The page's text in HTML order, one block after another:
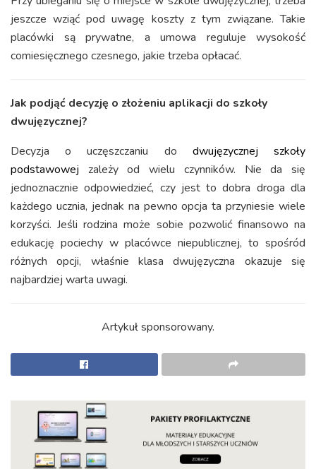
jeszcze wziąć pod uwagę koszty z tym związane. Takie
placówki są prywatne, a umowa reguluje wysokość
comiesięcznego czesnego, jakie trzeba opłacać.
Jak podjąć decyzję o złożeniu aplikacji do szkoły
dwujęzycznej?
Decyzja o uczęszczaniu do dwujęzycznej szkoły
podstawowej zależy od wielu czynników. Nie da się
jednoznacznie odpowiedzieć, czy jest to dobra droga dla
każdego ucznia, jednak na pewno opcja ta przyniesie wiele
korzyści. Jeśli rodzina może sobie pozwolić finansowo na
edukację pociechy w placówce niepublicznej, to spośród
różnych opcji, właśnie klasa dwujęzyczna okazuje się
najbardziej warta uwagi.
Artykuł sponsorowany.